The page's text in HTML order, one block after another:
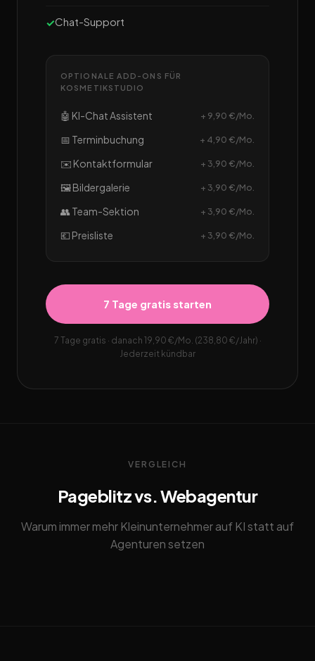
Chat-Support
OPTIONALE ADD-ONS FÜR
KOSMETIKSTUDIO
🤖 KI-Chat Assistent + 9,90 €/Mo.
📅 Terminbuchung + 4,90 €/Mo.
✉️ Kontaktformular + 3,90 €/Mo.
🖼️ Bildergalerie + 3,90 €/Mo.
👥 Team-Sektion + 3,90 €/Mo.
💶 Preisliste + 3,90 €/Mo.
7 Tage gratis starten
7 Tage gratis · danach 19,90 €/Mo. (238,80 €/Jahr) ·
Jederzeit kündbar
VERGLEICH
Pageblitz vs. Webagentur
Warum immer mehr Kleinunternehmer auf KI statt auf
Agenturen setzen